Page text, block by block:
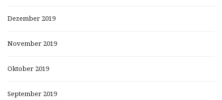
Dezember 2019
November 2019
Oktober 2019
September 2019